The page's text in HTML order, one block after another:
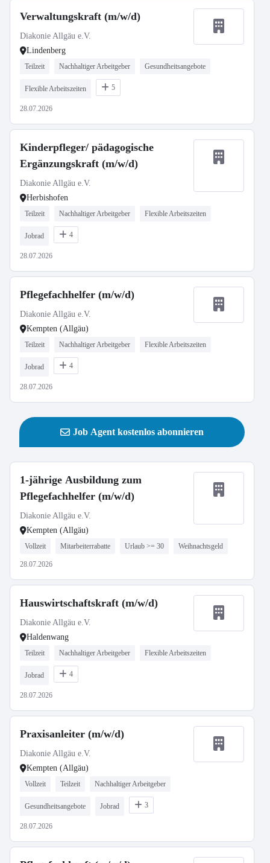
Verwaltungskraft (m/w/d)
Diakonie Allgäu e.V.
Lindenberg
Teilzeit Nachhaltiger Arbeitgeber Gesundheitsangebote
Flexible Arbeitszeiten 5
28.07.2026
Kinderpfleger/ pädagogische
Ergänzungskraft (m/w/d)
Diakonie Allgäu e.V.
Herbishofen
Teilzeit Nachhaltiger Arbeitgeber Flexible Arbeitszeiten
Jobrad 4
28.07.2026
Pflegefachhelfer (m/w/d)
Diakonie Allgäu e.V.
Kempten (Allgäu)
Teilzeit Nachhaltiger Arbeitgeber Flexible Arbeitszeiten
Jobrad 4
28.07.2026
Job Agent kostenlos abonnieren
1-jährige Ausbildung zum
Pflegefachhelfer (m/w/d)
Diakonie Allgäu e.V.
Kempten (Allgäu)
Vollzeit Mitarbeiterrabatte Urlaub >= 30 Weihnachtsgeld
28.07.2026
Hauswirtschaftskraft (m/w/d)
Diakonie Allgäu e.V.
Haldenwang
Teilzeit Nachhaltiger Arbeitgeber Flexible Arbeitszeiten
Jobrad 4
28.07.2026
Praxisanleiter (m/w/d)
Diakonie Allgäu e.V.
Kempten (Allgäu)
Vollzeit Teilzeit Nachhaltiger Arbeitgeber
Gesundheitsangebote Jobrad 3
28.07.2026